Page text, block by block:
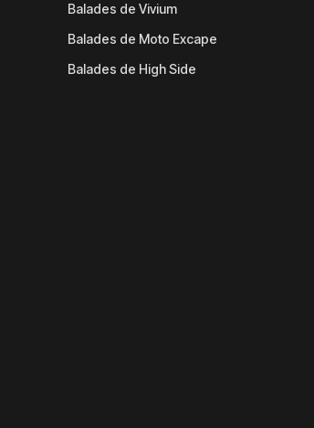
Balades de Vivium
Balades de Moto Excape
Balades de High Side